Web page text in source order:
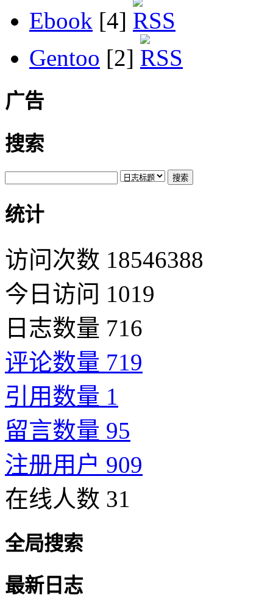
Ebook [4]
Gentoo [2]
广告
搜索
统计
访问次数 18546388
今日访问 1019
日志数量 716
评论数量 719
引用数量 1
留言数量 95
注册用户 909
在线人数 31
全局搜索
最新日志